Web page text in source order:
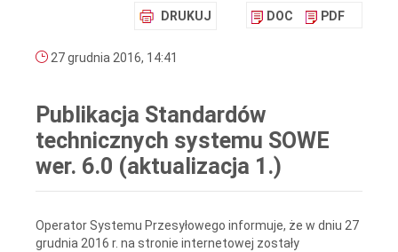
DRUKUJ DOC PDF
27 grudnia 2016, 14:41
Publikacja Standardów
technicznych systemu SOWE
wer. 6.0 (aktualizacja 1.)
Operator Systemu Przesyłowego informuje, że w dniu 27
grudnia 2016 r. na stronie internetowej zostały